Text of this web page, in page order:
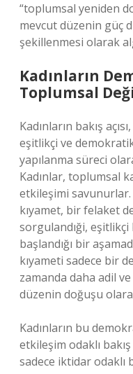
“toplumsal yeniden
mevcut düzenin güç
şekillenmesi olarak
Kadınların
Toplumsal
Kadınların bakış
eşitlikçi ve
yapılanma süreci
Kadınlar, toplumsal
etkileşimi savunurlar.
kıyamet, bir felaket
sorgulandıği,
başlandığı bir
kıyameti sadece bir
zamanda daha adil
düzenin doğuşu
Kadınların bu
etkileşim odaklı bakış
sadece iktidar odaklı